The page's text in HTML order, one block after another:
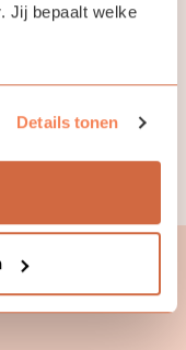
Jij bepaalt welke
Details tonen